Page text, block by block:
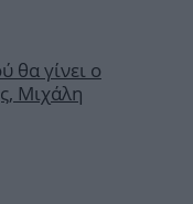
θα γίνει ο
Μιχάλη